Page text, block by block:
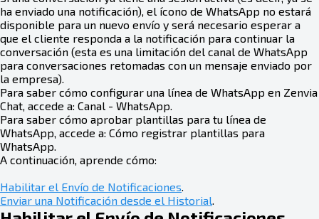
ha enviado una notificación), el ícono de WhatsApp no estará
disponible para un nuevo envío y será necesario esperar a
que el cliente responda a la notificación para continuar la
conversación (esta es una limitación del canal de WhatsApp
para conversaciones retomadas con un mensaje enviado por
la empresa).
Para saber cómo configurar una línea de WhatsApp en Zenvia
Chat, accede a: Canal - WhatsApp.
Para saber cómo aprobar plantillas para tu línea de
WhatsApp, accede a: Cómo registrar plantillas para
WhatsApp.
A continuación, aprende cómo:
Habilitar el Envío de Notificaciones.
Enviar una Notificación desde el Historial.